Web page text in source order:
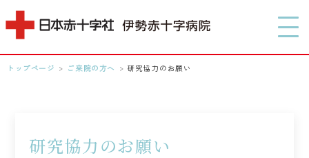
MENU
0596-28-2171
トップページ > ご来院の方へ > 研究協力のお願い
研究協力のお願い